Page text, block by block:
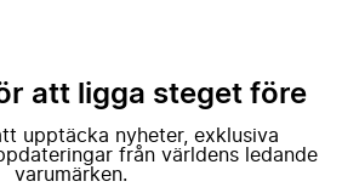
att ligga steget före
upptäcka nyheter, exklusiva
från världens ledande
varumärken.